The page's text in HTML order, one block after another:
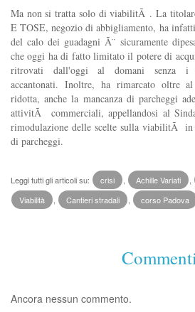
Ma non si tratta solo di viabilitÃ . La
E TOSE, negozio di abbigliamento, ha
del calo dei guadagni Ã¨ sicuramente
che oggi ha di fatto limitato il potere di
ritrovati dall'oggi al domani senza i
accantonati. Inoltre, ha rimarcato oltre
ridotta, anche la mancanza di parcheggi
attivitÃ commerciali, appellandosi al
rimodulazione delle scelte sulla viabilitÃ in
di parcheggi.
Leggi tutti gli articoli su: crisi Achille Variati
Viabilità
Cantieri stradali corso Padova
Ancora nessun commento.